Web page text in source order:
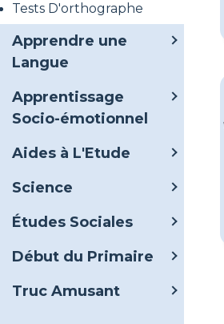
Tests D'orthographe
Apprendre une
Langue
Apprentissage
Socio-émotionnel
Aides à L'Etude
Science
Études Sociales
Début du Primaire
Truc Amusant